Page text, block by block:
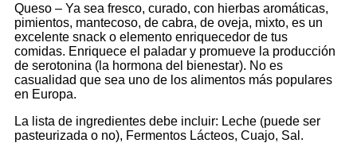
Queso – Ya sea fresco, curado, con hierbas aromáticas,
pimientos, mantecoso, de cabra, de oveja, mixto, es un
excelente snack o elemento enriquecedor de tus
comidas. Enriquece el paladar y promueve la producción
de serotonina (la hormona del bienestar). No es
casualidad que sea uno de los alimentos más populares
en Europa.
La lista de ingredientes debe incluir: Leche (puede ser
pasteurizada o no), Fermentos Lácteos, Cuajo, Sal.